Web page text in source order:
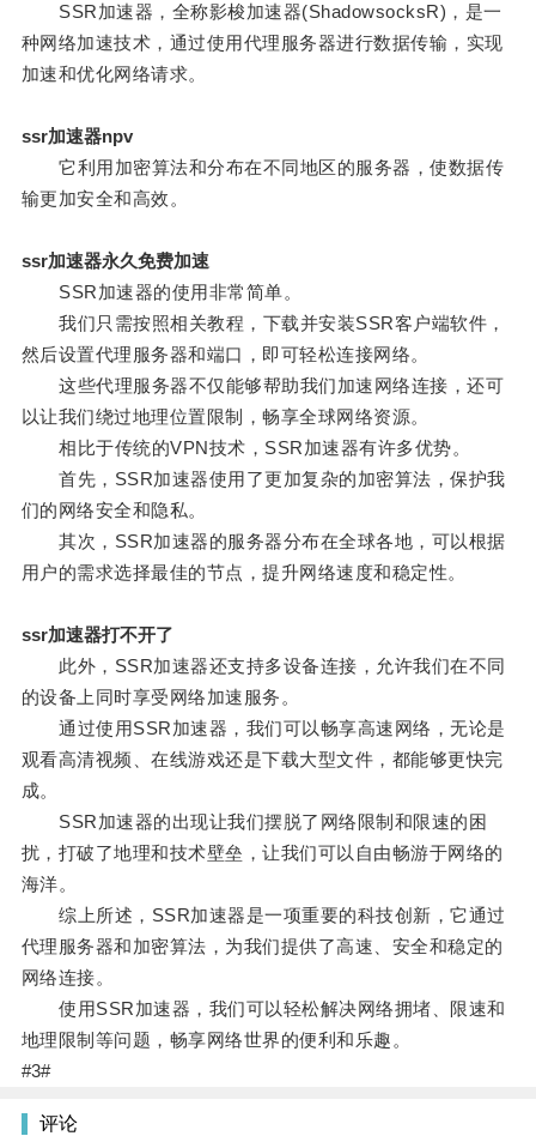
SSR加速器，全称影梭加速器(ShadowsocksR)，是一
种网络加速技术，通过使用代理服务器进行数据传输，实现
加速和优化网络请求。
ssr加速器npv
它利用加密算法和分布在不同地区的服务器，使数据传
输更加安全和高效。
ssr加速器永久免费加速
SSR加速器的使用非常简单。
我们只需按照相关教程，下载并安装SSR客户端软件，
然后设置代理服务器和端口，即可轻松连接网络。
这些代理服务器不仅能够帮助我们加速网络连接，还可
以让我们绕过地理位置限制，畅享全球网络资源。
相比于传统的VPN技术，SSR加速器有许多优势。
首先，SSR加速器使用了更加复杂的加密算法，保护我
们的网络安全和隐私。
其次，SSR加速器的服务器分布在全球各地，可以根据
用户的需求选择最佳的节点，提升网络速度和稳定性。
ssr加速器打不开了
此外，SSR加速器还支持多设备连接，允许我们在不同
的设备上同时享受网络加速服务。
通过使用SSR加速器，我们可以畅享高速网络，无论是
观看高清视频、在线游戏还是下载大型文件，都能够更快完
成。
SSR加速器的出现让我们摆脱了网络限制和限速的困
扰，打破了地理和技术壁垒，让我们可以自由畅游于网络的
海洋。
综上所述，SSR加速器是一项重要的科技创新，它通过
代理服务器和加密算法，为我们提供了高速、安全和稳定的
网络连接。
使用SSR加速器，我们可以轻松解决网络拥堵、限速和
地理限制等问题，畅享网络世界的便利和乐趣。
#3#
评论